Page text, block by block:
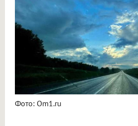
Фото: Om1.ru